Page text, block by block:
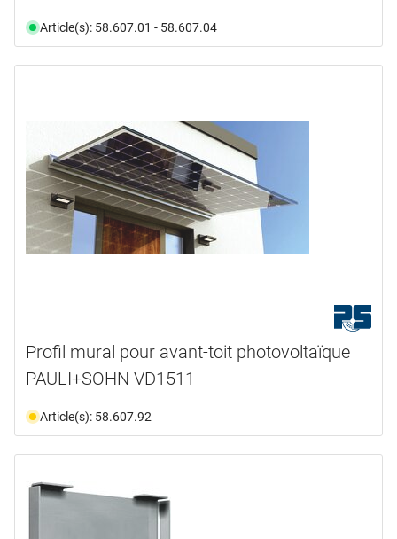
Article(s): 58.607.01 - 58.607.04
Profil mural pour avant-toit photovoltaïque
PAULI+SOHN VD1511
Article(s): 58.607.92